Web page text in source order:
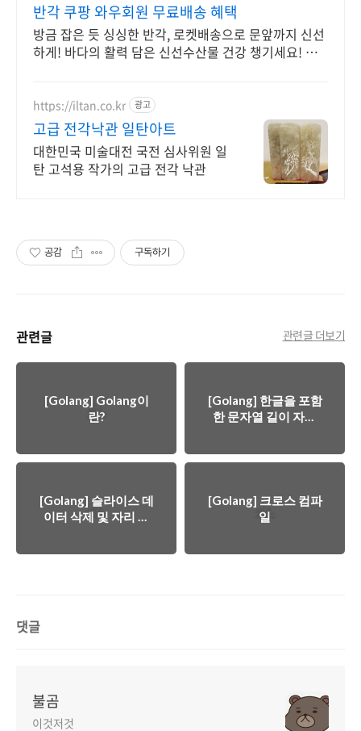
반각 쿠팡 와우회원 무료배송 혜택
방금 잡은 듯 싱싱한 반각, 로켓배송으로 문앞까지 신선
하게! 바다의 활력 담은 신선수산물 건강 챙기세요! 와
https://iltan.co.kr 광고
고급 전각낙관 일탄아트
대한민국 미술대전 국전 심사위원 일
탄 고석용 작가의 고급 전각 낙관
공감 구독하기
관련글 관련글 더보기
[Golang] Golang이
란?
[Golang] 한글을 포함
한 문자열 길이 자르
[Golang] 슬라이스 데
이터 삭제 및 자리 시
[Golang] 크로스 컴파
일
댓글
불곰
이것저것